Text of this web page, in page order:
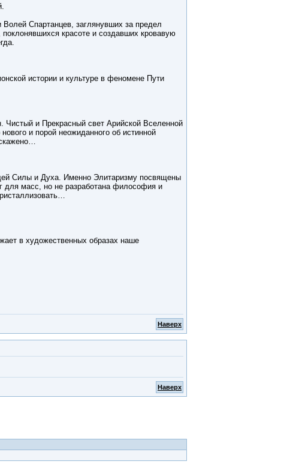
Спартанцев, заглянувших за предел
красоте и создавших кровавую
истории и культуре в феномене Пути
Чистый и Прекрасный свет Арийской Вселенной
и порой неожиданного об истинной
Силы и Духа. Именно Элитаризму посвящены
для масс, но не разработана философия и
в художественных образах наше
Наверх
Наверх